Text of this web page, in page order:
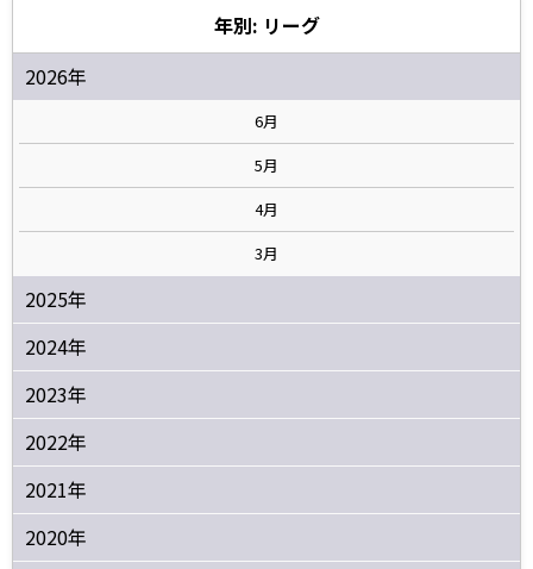
年別: リーグ
2026年
6月
5月
4月
3月
2025年
2024年
2023年
2022年
2021年
2020年